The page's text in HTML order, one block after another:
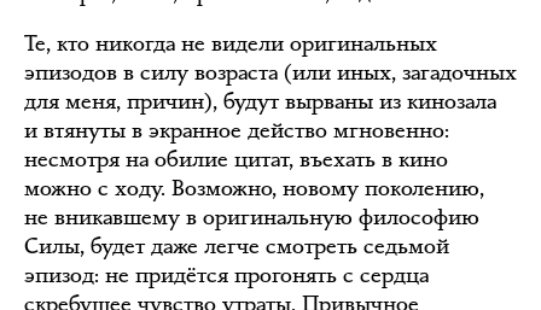
Те, кто никогда не видели оригинальных
эпизодов в силу возраста (или иных, загадочных
для меня, причин), будут вырваны из кинозала
и втянуты в экранное действо мгновенно:
несмотря на обилие цитат, въехать в кино
можно с ходу. Возможно, новому поколению,
не вникавшему в оригинальную философию
Силы, будет даже легче смотреть седьмой
эпизод: не придётся прогонять с сердца